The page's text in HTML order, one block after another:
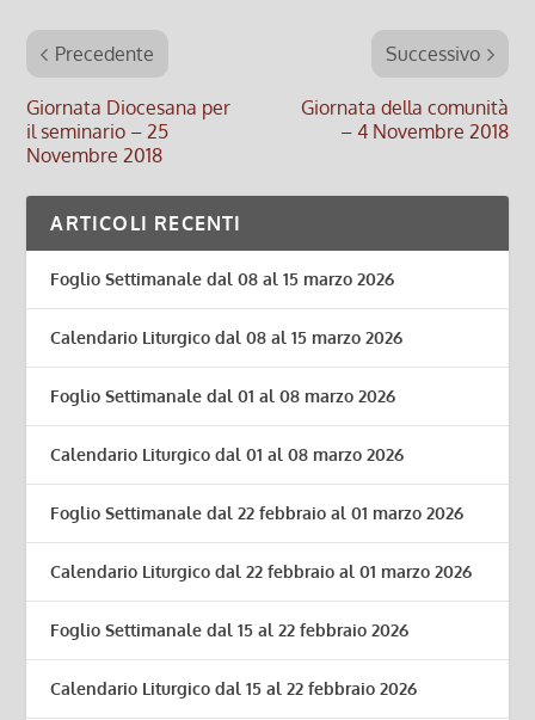
Precedente
Giornata Diocesana per
il seminario – 25
Novembre 2018
Successivo
Giornata della comunità
– 4 Novembre 2018
ARTICOLI RECENTI
Foglio Settimanale dal 08 al 15 marzo 2026
Calendario Liturgico dal 08 al 15 marzo 2026
Foglio Settimanale dal 01 al 08 marzo 2026
Calendario Liturgico dal 01 al 08 marzo 2026
Foglio Settimanale dal 22 febbraio al 01 marzo 2026
Calendario Liturgico dal 22 febbraio al 01 marzo 2026
Foglio Settimanale dal 15 al 22 febbraio 2026
Calendario Liturgico dal 15 al 22 febbraio 2026